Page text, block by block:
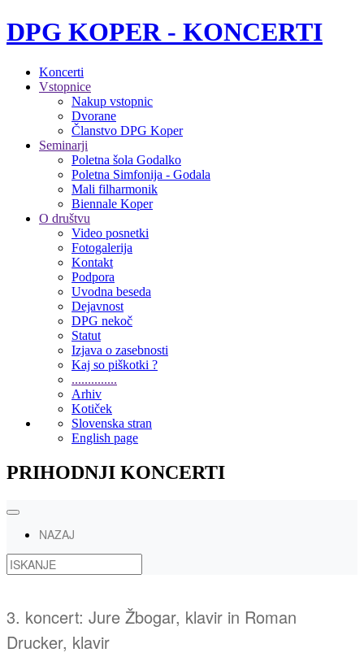
DPG KOPER - KONCERTI
Koncerti
Vstopnice
Nakup vstopnic
Dvorane
Članstvo DPG Koper
Seminarji
Poletna šola Godalko
Poletna Simfonija - Godala
Mali filharmonik
Biennale Koper
O društvu
Video posnetki
Fotogalerija
Kontakt
Podpora
Uvodna beseda
Dejavnost
DPG nekoč
Statut
Izjava o zasebnosti
Kaj so piškotki ?
..............
Arhiv
Kotiček
Slovenska stran
English page
PRIHODNJI KONCERTI
NAZAJ
3. koncert: Jure Žbogar, klavir in Roman
Drucker, klavir